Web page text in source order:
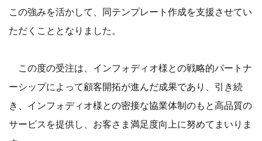
この強みを活かして、同テンプレート作成を支援させてい
ただくこととなりました。
この度の受注は、インフォディオ様との戦略的パートナ
ーシップによって顧客開拓が進んだ成果であり、引き続
き、インフォディオ様との密接な協業体制のもと高品質の
サービスを提供し、お客さま満足度向上に努めてまいりま